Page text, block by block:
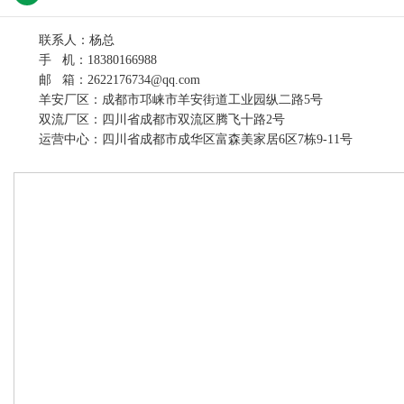
联系人：杨总
手 机：18380166988
邮 箱：2622176734@qq.com
羊安厂区：成都市邛崃市羊安街道工业园纵二路5号
双流厂区：四川省成都市双流区腾飞十路2号
运营中心：四川省成都市成华区富森美家居6区7栋9-11号